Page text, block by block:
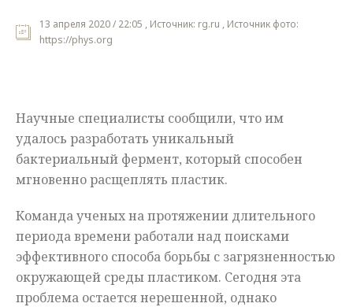
Общество
Происшествия
13 апреля 2020 / 22:05 , Источник: rg.ru , Источник фото:
https://phys.org
Научные специалисты сообщили, что им
удалось разработать уникальный
бактериальный фермент, который способен
мгновенно расщеплять пластик.
Команда ученых на протяжении длительного
периода времени работали над поисками
эффективного способа борьбы с загрязненностью
окружающей среды пластиком. Сегодня эта
проблема остается нерешенной, однако